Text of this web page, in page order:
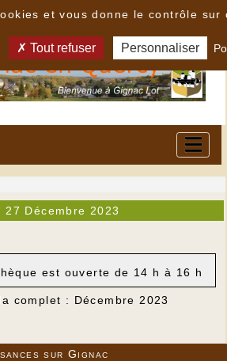
27 Décembre 2023
est ouverte de 14 h à 16 h
complet : Décembre 2023
sur Gignac
et vous donne le contrôle sur
Tout refuser Personnaliser